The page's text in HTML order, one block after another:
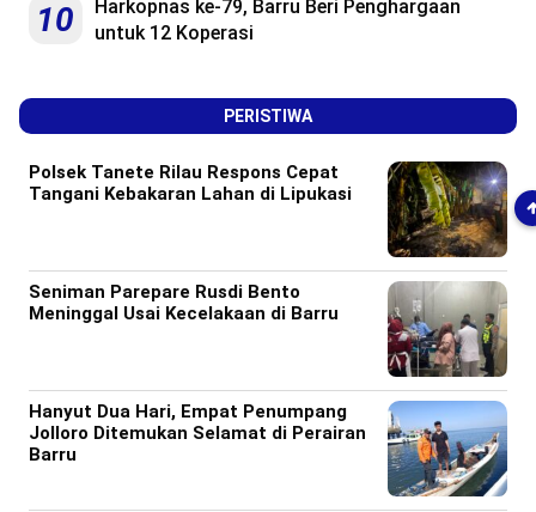
10
Harkopnas ke-79, Barru Beri Penghargaan
untuk 12 Koperasi
PERISTIWA
Polsek Tanete Rilau Respons Cepat
Tangani Kebakaran Lahan di Lipukasi
Seniman Parepare Rusdi Bento
Meninggal Usai Kecelakaan di Barru
Hanyut Dua Hari, Empat Penumpang
Jolloro Ditemukan Selamat di Perairan
Barru